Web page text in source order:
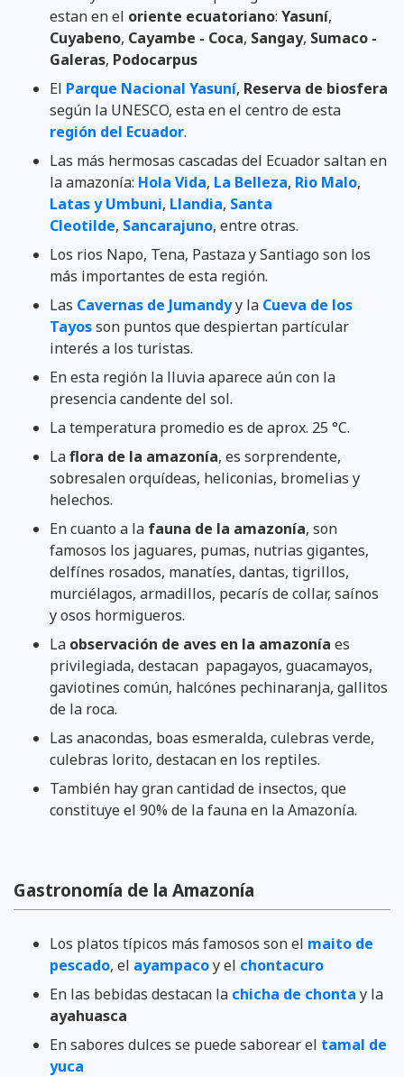
estan en el oriente ecuatoriano: Yasuní,
Cuyabeno, Cayambe - Coca, Sangay, Sumaco -
Galeras, Podocarpus
El Parque Nacional Yasuní, Reserva de biosfera
según la UNESCO, esta en el centro de esta
región del Ecuador.
Las más hermosas cascadas del Ecuador saltan en
la amazonía: Hola Vida, La Belleza, Rio Malo,
Latas y Umbuni, Llandia, Santa
Cleotilde, Sancarajuno, entre otras.
Los rios Napo, Tena, Pastaza y Santiago son los
más importantes de esta región.
Las Cavernas de Jumandyy la Cueva de los
Tayosson puntos que despiertan partícular
interés a los turistas.
En esta región la lluvia aparece aún con la
presencia candente del sol.
La temperatura promedio es de aprox. 25 °C.
Laflora de la amazonía, es sorprendente,
sobresalen orquídeas, heliconias, bromelias y
helechos.
En cuanto a la fauna de la amazonía, son
famosos los jaguares, pumas, nutrias gigantes,
delfínes rosados, manatíes, dantas, tigrillos,
murciélagos, armadillos, pecarís de collar, saínos
y osos hormigueros.
La observación de aves en la amazonía es
privilegiada, destacan papagayos, guacamayos,
gaviotines común, halcónes pechinaranja, gallitos
de la roca.
Las anacondas, boas esmeralda, culebras verde,
culebras lorito, destacan en los reptiles.
También hay gran cantidad de insectos, que
constituye el 90% de la fauna en la Amazonía.
Gastronomía de la Amazonía
Los platos típicos más famosos son el maito de
pescado, el ayampacoy el chontacuro
En las bebidas destacan la chicha de chonta y la
ayahuasca
En sabores dulces se puede saborear el tamal de
yuca